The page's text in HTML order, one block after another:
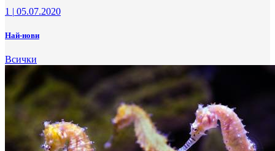
1 | 05.07.2020
Най-нови
Всички